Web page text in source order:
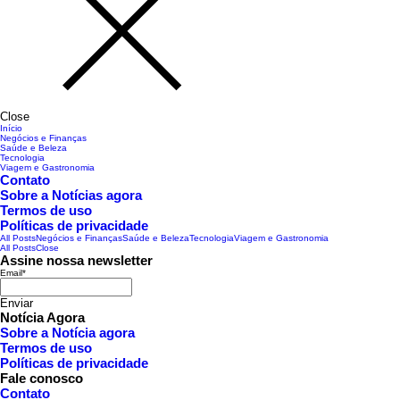
Close
Início
Negócios e Finanças
Saúde e Beleza
Tecnologia
Viagem e Gastronomia
Contato
Sobre a Notícias agora
Termos de uso
Políticas de privacidade
All PostsNegócios e FinançasSaúde e BelezaTecnologiaViagem e Gastronomia
All PostsClose
Assine nossa newsletter
Email*
Enviar
Notícia Agora
Sobre a Notícia agora
Termos de uso
Políticas de privacidade
Fale conosco
Contato